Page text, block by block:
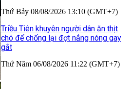
Thứ Bảy 08/08/2026 13:10 (GMT+7)
Triều Tiên khuyên người dân ăn thịt
chó để chống lại đợt nắng nóng gay
gắt
Thứ Năm 06/08/2026 11:22 (GMT+7)